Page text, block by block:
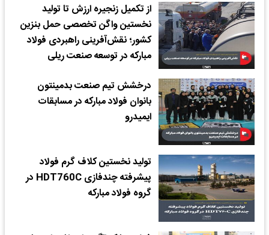
از تکمیل زنجیره ارزش تا تولید
نخستین واگن تخصصی حمل بنزین
کشور؛ نقش‌آفرینی راهبردی فولاد
مبارکه در توسعه صنعت ریلی
درخشش تیم صنعت بدمینتون
بانوان فولاد مبارکه در مسابقات
ایمیدرو
تولید نخستین کلاف گرم فولاد
پیشرفته چندفازی HDT760C در
گروه فولاد مبارکه